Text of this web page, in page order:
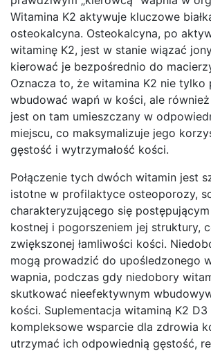
Witamina K2 aktywuje kluczowe
osteokalcyna. Osteokalcyna, po
witaminę K2, jest w stanie wiązać
kierować je bezpośrednio do
Oznacza to, że witamina K2 nie tylko
wbudować wapń w kości, ale
jest on tam umieszczany w
miejscu, co maksymalizuje jego
gęstość i wytrzymałość kości.
Połączenie tych dwóch witamin jest
istotne w profilaktyce osteoporozy,
charakteryzującego się
kostnej i pogorszeniem jej struktury,
zwiększonej łamliwości kości.
mogą prowadzić do upośledzonego
wapnia, podczas gdy niedobory
skutkować nieefektywnym
kości. Suplementacja witaminą K2
kompleksowe wsparcie dla zdrowia
utrzymać ich odpowiednią gęstość,